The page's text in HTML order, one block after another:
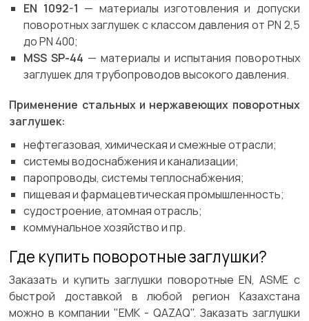
EN 1092-1 — материалы изготовления и допуски
поворотных заглушек с классом давления от PN 2,5
до PN 400;
MSS SP-44 — материалы и испытания поворотных
заглушек для трубопроводов высокого давления.
Применение стальных и нержавеющих поворотных
заглушек:
нефтегазовая, химическая и смежные отрасли;
системы водоснабжения и канализации;
паропроводы, системы теплоснабжения;
пищевая и фармацевтическая промышленность;
судостроение, атомная отрасль;
коммунальное хозяйство и пр.
Где купить поворотные заглушки?
Заказать и купить заглушки поворотные EN, ASME с
быстрой доставкой в любой регион Казахстана
можно в компании "ЕМК - QAZAQ". Заказать заглушки